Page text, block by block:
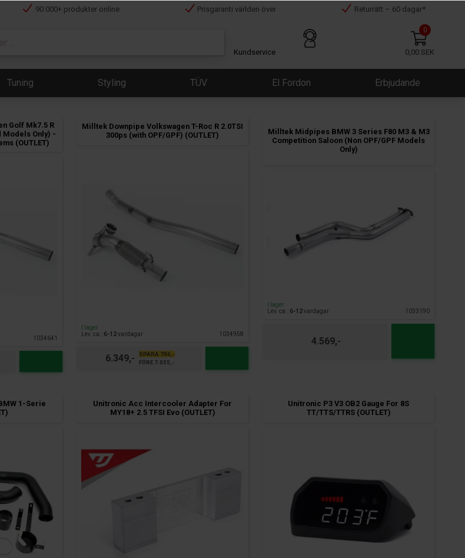
90 000+ produkter online Prisgaranti världen över Returrätt – 60 dagar*
Kundservice
0
0,00 SEK
Tuning Styling TÜV El Fordon Erbjudande
Golf Mk7.5 R
Models Only) -
(OUTLET)
1034641
Milltek Downpipe Volkswagen T-Roc R 2.0TSI
300ps (with OPF/GPF) (OUTLET)
I lager
Lev. ca.: 6-12vardagar 1034958
6.349,-
SPARA 706,-
FÖRE 7.055,-
Milltek Midpipes BMW 3 Series F80 M3 & M3
Competition Saloon (Non OPF/GPF Models
Only)
I lager
Lev. ca.: 6-12vardagar 1033190
4.569,-
1-Serie
Unitronic Acc Intercooler Adapter For
MY18+ 2.5 TFSI Evo (OUTLET)
Unitronic P3 V3 OB2 Gauge For 8S
TT/TTS/TTRS (OUTLET)